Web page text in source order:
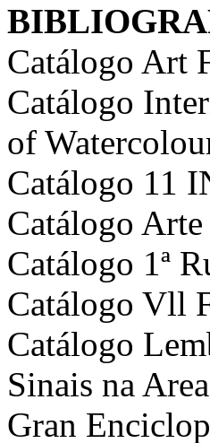
Catálogo Art
Catálogo
of
Catálogo 11
Catálogo
Catálogo 1ª
Catálogo Vll
Catálogo
Sinais na
Gran